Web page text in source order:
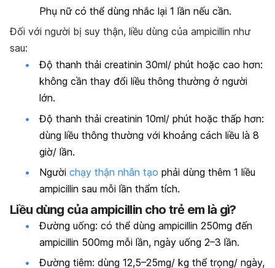
Phụ nữ có thể dùng nhắc lại 1 lần nếu cần.
Đối với người bị suy thận, liều dùng của ampicillin như
sau:
Độ thanh thải creatinin 30ml/ phút hoặc cao hơn:
không cần thay đổi liều thông thường ở người
lớn.
Độ thanh thải creatinin 10ml/ phút hoặc thấp hơn:
dùng liều thông thường với khoảng cách liều là 8
giờ/ lần.
Người chạy thận nhân tạo phải dùng thêm 1 liều
ampicillin sau mỗi lần thẩm tích.
Liều dùng của ampicillin cho trẻ em là gì?
Đường uống: có thể dùng ampicillin 250mg đến
ampicillin 500mg mỗi lần, ngày uống 2–3 lần.
Đường tiêm: dùng 12,5–25mg/ kg thể trọng/ ngày,